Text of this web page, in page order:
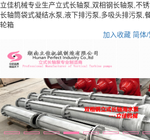
立佳机械专业生产立式长轴泵,双相钢长轴泵,不
长轴筒袋式凝结水泵,液下排污泵,多吸头排污泵,
轮箱
加入收藏 简体/